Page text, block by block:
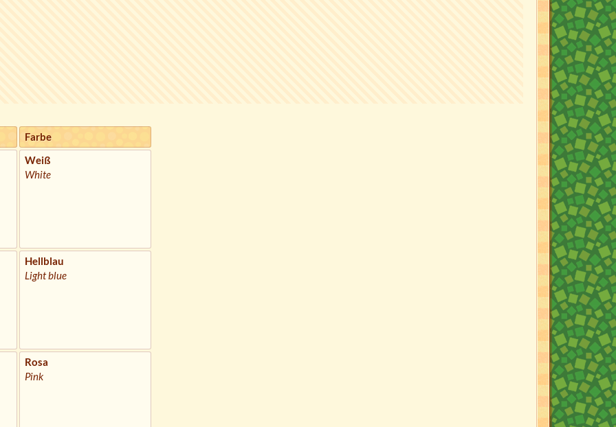
Farbe
Weiß
White
Hellblau
Light blue
Rosa
Pink